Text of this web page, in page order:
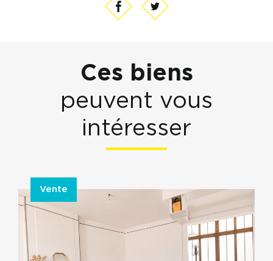
Ces biens
peuvent vous
intéresser
Vente